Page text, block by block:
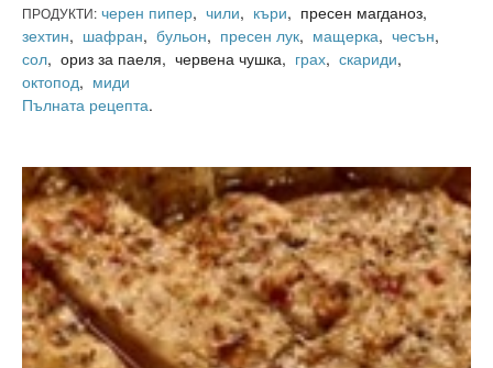
ПРОДУКТИ: черен пипер, чили, къри, пресен магданоз,
зехтин, шафран, бульон, пресен лук, мащерка, чесън,
сол, ориз за паеля, червена чушка, грах, скариди,
октопод, миди
Пълната рецепта.